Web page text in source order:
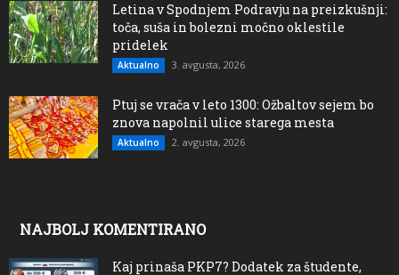
Letina v Spodnjem Podravju na preizkušnji:
toča, suša in bolezni močno oklestile
pridelek
Aktualno 3. avgusta, 2026
Ptuj se vrača v leto 1300: Ožbaltov sejem bo
znova napolnil ulice starega mesta
Aktualno 2. avgusta, 2026
NAJBOLJ KOMENTIRANO
Kaj prinaša PKP7? Dodatek za študente,